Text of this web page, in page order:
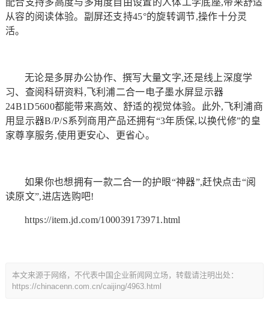
配合支持多高度与多角度自由设置的人体工学底座,带来舒适
从容的阅读体验。副屏还支持45°的旋转调节,操作十分灵
活。
无论是多屏办公协作、撰写大量文字,还是线上深度学
习、查阅科研资料,飞利浦二合一电子墨水屏显示器
24B1D5600都能带来高效、舒适的视觉体验。此外,飞利浦商
用显示器B/P/S系列商用产品还拥有“3年质保,以换代修”的皇
家尊享服务,使用更安心、更省心。
如果你也想拥有一款二合一的护眼“神器”,赶快点击“阅
读原文”,进店选购吧!
https://item.jd.com/100039173971.html
本文来源于网络，不代表中国企业新闻网立场，转载请注明出处：
https://chinacenn.com.cn/caijing/4963.html